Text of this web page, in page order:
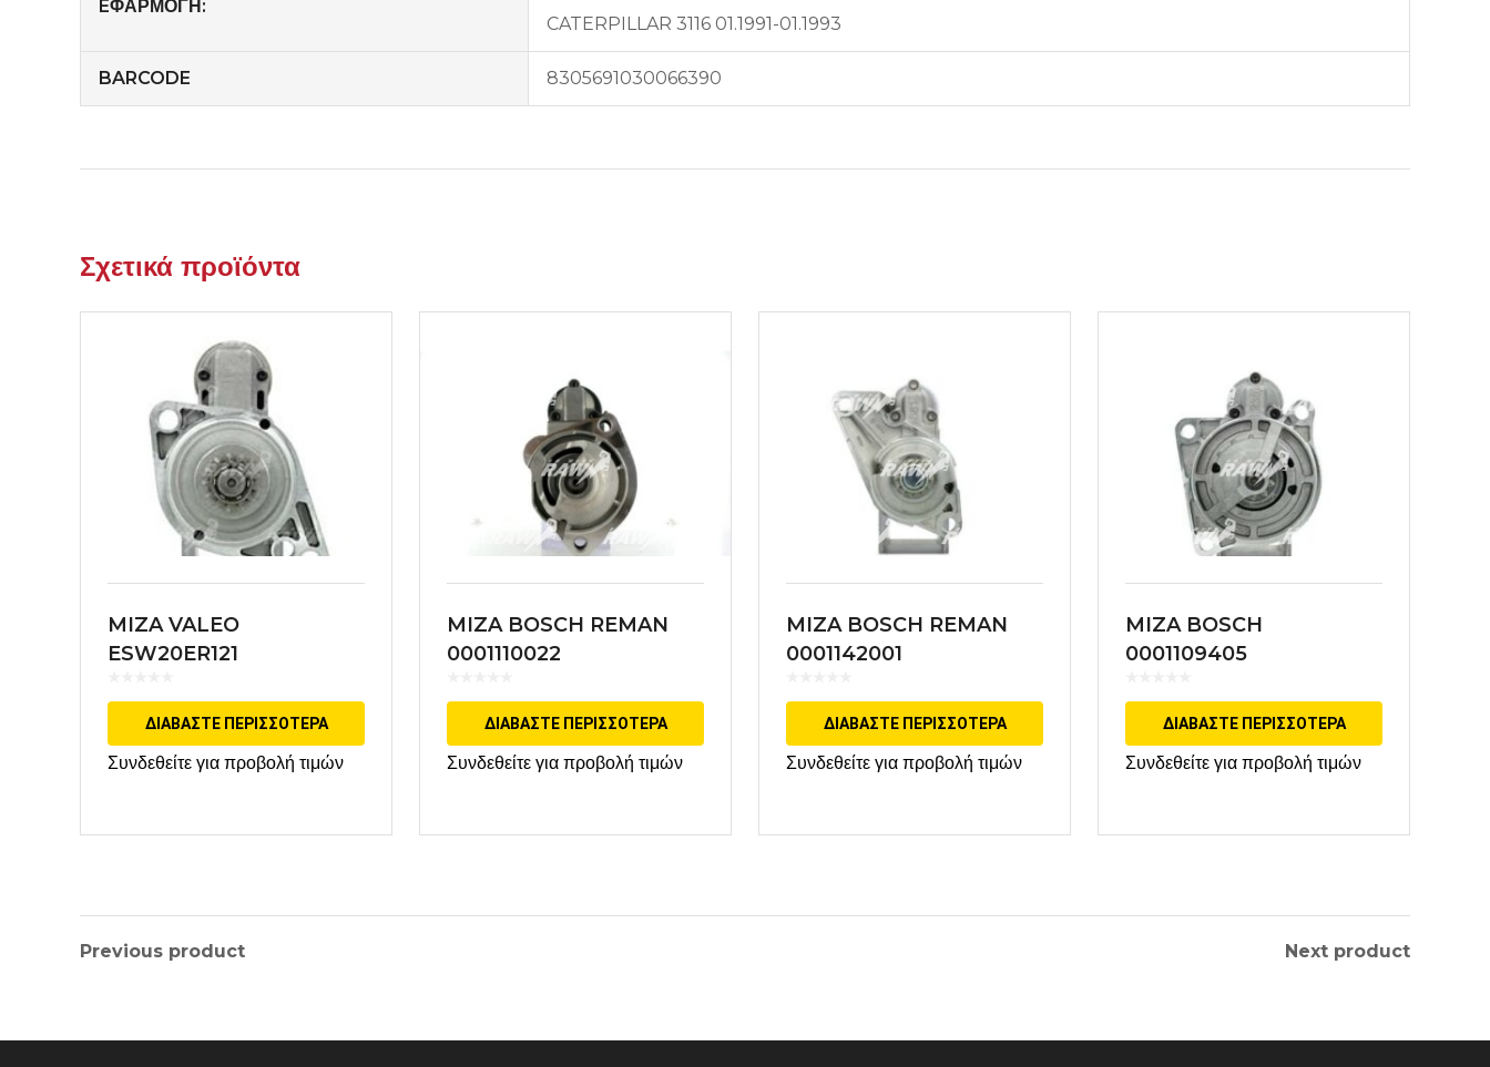
EΦΑΡΜΟΓΗ:
CATERPILLAR 3116 01.1991-01.1993
BARCODE 8305691030066390
Σχετικά προϊόντα
MIZA VALEO
ESW20ER121
ΔΙΑΒΆΣΤΕ ΠΕΡΙΣΣΌΤΕΡΑ
Συνδεθείτε για προβολή τιμών
MIZA BOSCH REMAN
0001110022
ΔΙΑΒΆΣΤΕ ΠΕΡΙΣΣΌΤΕΡΑ
Συνδεθείτε για προβολή τιμών
MIZA BOSCH REMAN
0001142001
ΔΙΑΒΆΣΤΕ ΠΕΡΙΣΣΌΤΕΡΑ
Συνδεθείτε για προβολή τιμών
MIZA BOSCH
0001109405
ΔΙΑΒΆΣΤΕ ΠΕΡΙΣΣΌΤΕΡΑ
Συνδεθείτε για προβολή τιμών
Previous product Next product